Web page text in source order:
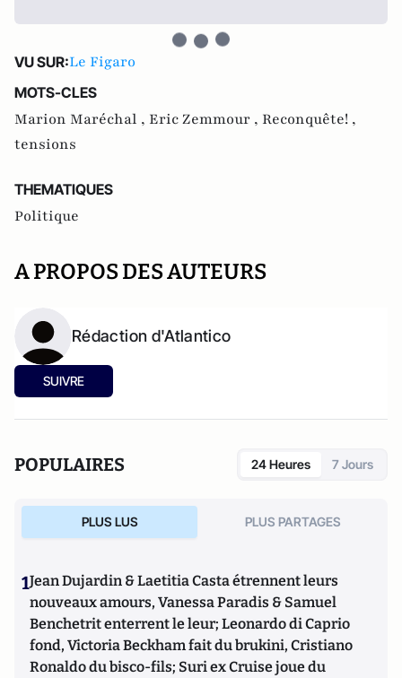
VU SUR:Le Figaro
MOTS-CLES
Marion Maréchal , Eric Zemmour , Reconquête! ,
tensions
THEMATIQUES
Politique
A PROPOS DES AUTEURS
Rédaction d'Atlantico
SUIVRE
POPULAIRES 24 Heures 7 Jours
PLUS LUS PLUS PARTAGES
1Jean Dujardin & Laetitia Casta étrennent leurs
nouveaux amours, Vanessa Paradis & Samuel
Benchetrit enterrent le leur; Leonardo di Caprio
fond, Victoria Beckham fait du brukini, Cristiano
Ronaldo du bisco-fils; Suri ex Cruise joue du